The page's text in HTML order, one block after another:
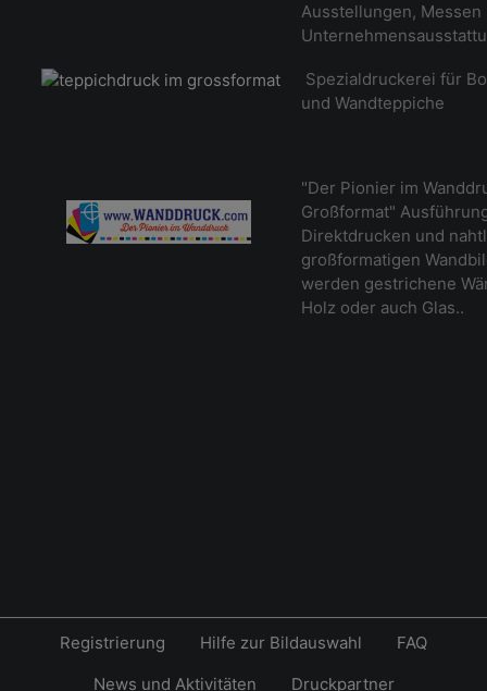
Ausstellungen, Messen
Spezialdruckerei für
und Wandteppiche
"Der Pionier im
Großformat"
Direktdrucken und
großformatigen
werden gestrichene
Holz oder auch Glas..
Registrierung Hilfe zur Bildauswahl
FAQ
News und Aktivitäten
Druckpartner